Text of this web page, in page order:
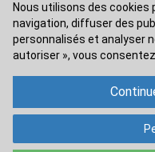
Nous utilisons des cookies
navigation, diffuser des
personnalisés et analyser
autoriser », vous